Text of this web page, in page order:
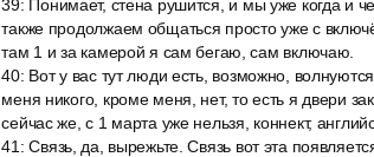
39: Понимает, стена рушится, и мы уже когда и
также продолжаем общаться просто уже с
там 1 и за камерой я сам бегаю, сам включаю.
40: Вот у вас тут люди есть, возможно,
меня никого, кроме меня, нет, то есть я двери
сейчас же, с 1 марта уже нельзя, коннект,
41 :Связь, да, вырежьте. Связь вот эта